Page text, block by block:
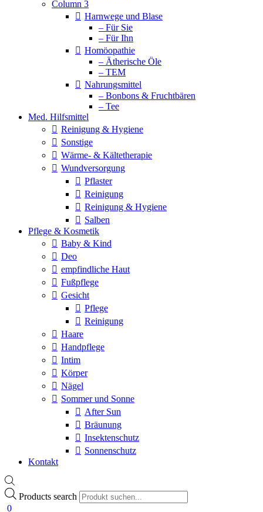
Column 3
Harnwege und Blase
– Für Sie
– Für Ihn
Homöopathie
– Ätherische Öle
– TEM
Nahrungsmittel
– Bonbons & Fruchtbären
– Tee
Med. Hilfsmittel
Reinigung & Hygiene
Sonstige
Wärme- & Kältetherapie
Wundversorgung
Pflaster
Reinigung
Reinigung & Hygiene
Salben
Pflege & Kosmetik
Baby & Kind
Deo
empfindliche Haut
Fußpflege
Gesicht
Pflege
Reinigung
Haare
Handpflege
Intim
Körper
Nägel
Sommer und Sonne
After Sun
Bräunung
Insektenschutz
Sonnenschutz
Kontakt
Products search
0